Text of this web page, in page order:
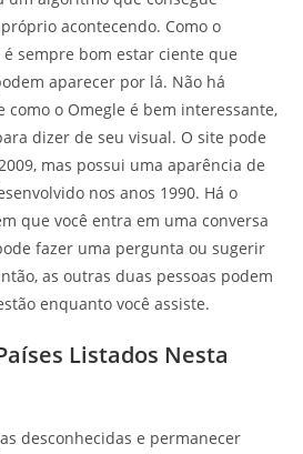
acontecendo. Como o
sempre bom estar ciente que
aparecer por lá. Não há
o Omegle é bem interessante,
dizer de seu visual. O site pode
mas possui uma aparência de
nos anos 1990. Há o
que você entra em uma conversa
fazer uma pergunta ou sugerir
as outras duas pessoas podem
enquanto você assiste.
Listados Nesta
desconhecidas e permanecer